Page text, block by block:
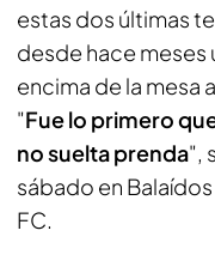
estas dos últimas
desde hace meses
encima de la mesa
"Fue lo primero
no suelta prenda",
sábado en
FC.